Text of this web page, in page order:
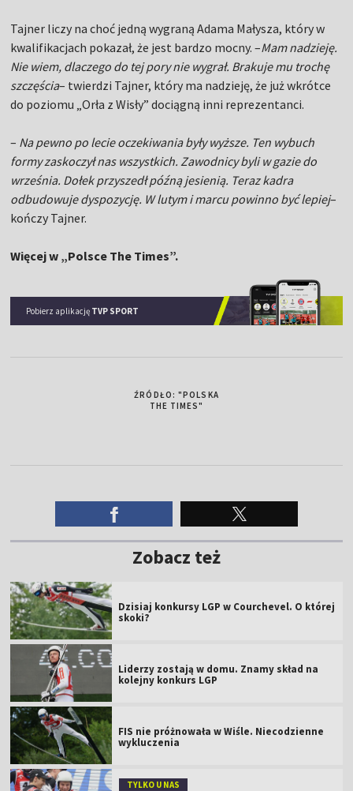
Tajner liczy na choć jedną wygraną Adama Małysza, który w
kwalifikacjach pokazał, że jest bardzo mocny. –Mam nadzieję.
Nie wiem, dlaczego do tej pory nie wygrał. Brakuje mu trochę
szczęścia– twierdzi Tajner, który ma nadzieję, że już wkrótce
do poziomu „Orła z Wisły” dociągną inni reprezentanci.
– Na pewno po lecie oczekiwania były wyższe. Ten wybuch
formy zaskoczył nas wszystkich. Zawodnicy byli w gazie do
września. Dołek przyszedł późną jesienią. Teraz kadra
odbudowuje dyspozycję. W lutym i marcu powinno być lepiej–
kończy Tajner.
Więcej w „Polsce The Times”.
Pobierz aplikację TVP SPORT
ŹRÓDŁO: "POLSKA
THE TIMES"
Zobacz też
Dzisiaj konkursy LGP w Courchevel. O której
skoki?
Liderzy zostają w domu. Znamy skład na
kolejny konkurs LGP
FIS nie próżnowała w Wiśle. Niecodzienne
wykluczenia
TYLKO U NAS